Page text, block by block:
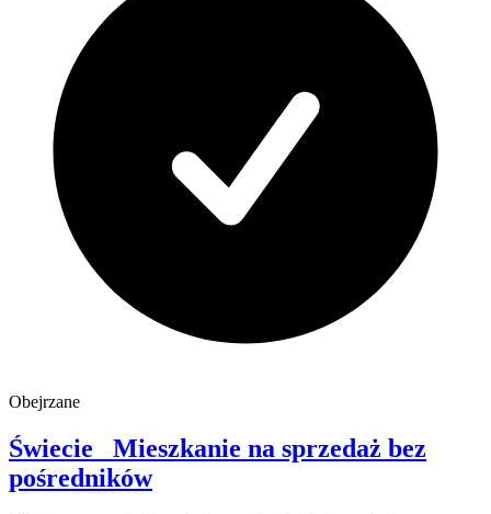
Obejrzane
Świecie Mieszkanie na sprzedaż bez
pośredników